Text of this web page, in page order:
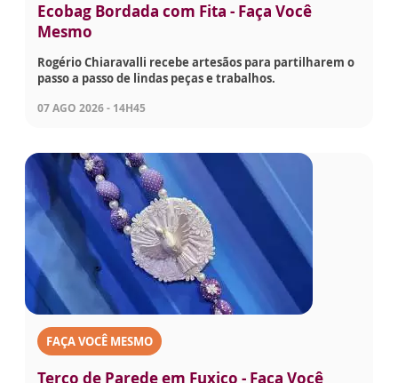
Ecobag Bordada com Fita - Faça Você
Mesmo
Rogério Chiaravalli recebe artesãos para partilharem o
passo a passo de lindas peças e trabalhos.
07 AGO 2026 - 14H45
FAÇA VOCÊ MESMO
Terço de Parede em Fuxico - Faça Você